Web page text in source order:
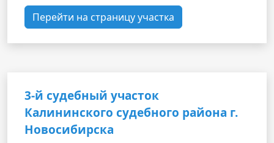
Перейти на страницу участка
3-й судебный участок
Калининского судебного района г.
Новосибирска